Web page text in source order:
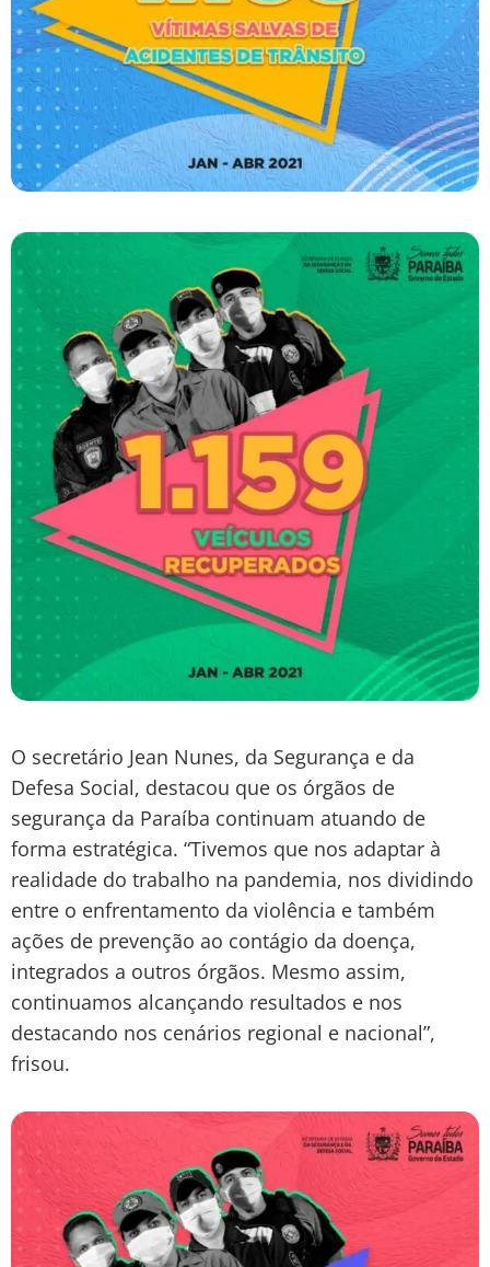
O secretário Jean Nunes, da Segurança e da
Defesa Social, destacou que os órgãos de
segurança da Paraíba continuam atuando de
forma estratégica. “Tivemos que nos adaptar à
realidade do trabalho na pandemia, nos dividindo
entre o enfrentamento da violência e também
ações de prevenção ao contágio da doença,
integrados a outros órgãos. Mesmo assim,
continuamos alcançando resultados e nos
destacando nos cenários regional e nacional”,
frisou.